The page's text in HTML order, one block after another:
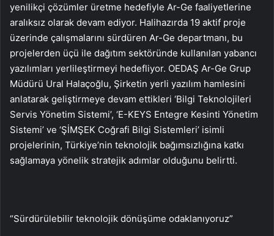
yenilikçi çözümler üretme hedefiyle Ar-Ge faaliyetlerine
aralıksız olarak devam ediyor. Halihazırda 19 aktif proje
üzerinde çalışmalarını sürdüren Ar-Ge departmanı, bu
projelerden üçü ile dağıtım sektöründe kullanılan yabancı
yazılımları yerlileştirmeyi hedefliyor. OEDAŞ Ar-Ge Grup
Müdürü Ural Halaçoğlu, Şirketin yerli yazılım hamlesini
anlatarak geliştirmeye devam ettikleri ‘Bilgi Teknolojileri
Servis Yönetim Sistemi’, ‘E-KEYS Entegre Kesinti Yönetim
Sistemi’ ve ‘ŞİMŞEK Coğrafi Bilgi Sistemleri’ isimli
projelerinin, Türkiye’nin teknolojik bağımsızlığına katkı
sağlamaya yönelik stratejik adımlar olduğunu belirtti.
“Sürdürülebilir teknolojik dönüşüme odaklanıyoruz”